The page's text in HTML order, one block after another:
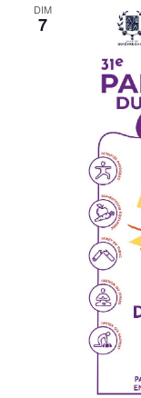
DIM
7